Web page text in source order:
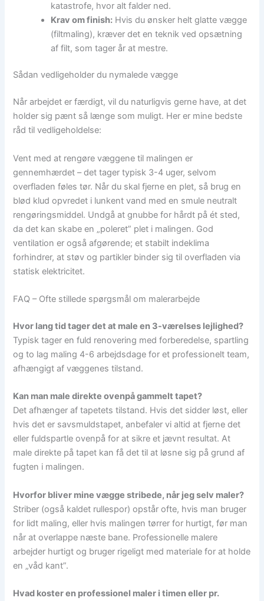
katastrofe, hvor alt falder ned.
Krav om finish: Hvis du ønsker helt glatte vægge
(filtmaling), kræver det en teknik ved opsætning
af filt, som tager år at mestre.
Sådan vedligeholder du nymalede vægge
Når arbejdet er færdigt, vil du naturligvis gerne have, at det
holder sig pænt så længe som muligt. Her er mine bedste
råd til vedligeholdelse:
Vent med at rengøre væggene til malingen er
gennemhærdet – det tager typisk 3-4 uger, selvom
overfladen føles tør. Når du skal fjerne en plet, så brug en
blød klud opvredet i lunkent vand med en smule neutralt
rengøringsmiddel. Undgå at gnubbe for hårdt på ét sted,
da det kan skabe en „poleret” plet i malingen. God
ventilation er også afgørende; et stabilt indeklima
forhindrer, at støv og partikler binder sig til overfladen via
statisk elektricitet.
FAQ – Ofte stillede spørgsmål om malerarbejde
Hvor lang tid tager det at male en 3-værelses lejlighed?
Typisk tager en fuld renovering med forberedelse, spartling
og to lag maling 4-6 arbejdsdage for et professionelt team,
afhængigt af væggenes tilstand.
Kan man male direkte ovenpå gammelt tapet?
Det afhænger af tapetets tilstand. Hvis det sidder løst, eller
hvis det er savsmuldstapet, anbefaler vi altid at fjerne det
eller fuldspartle ovenpå for at sikre et jævnt resultat. At
male direkte på tapet kan få det til at løsne sig på grund af
fugten i malingen.
Hvorfor bliver mine vægge stribede, når jeg selv maler?
Striber (også kaldet rullespor) opstår ofte, hvis man bruger
for lidt maling, eller hvis malingen tørrer for hurtigt, før man
når at overlappe næste bane. Professionelle malere
arbejder hurtigt og bruger rigeligt med materiale for at holde
en „våd kant”.
Hvad koster en professionel maler i timen eller pr.